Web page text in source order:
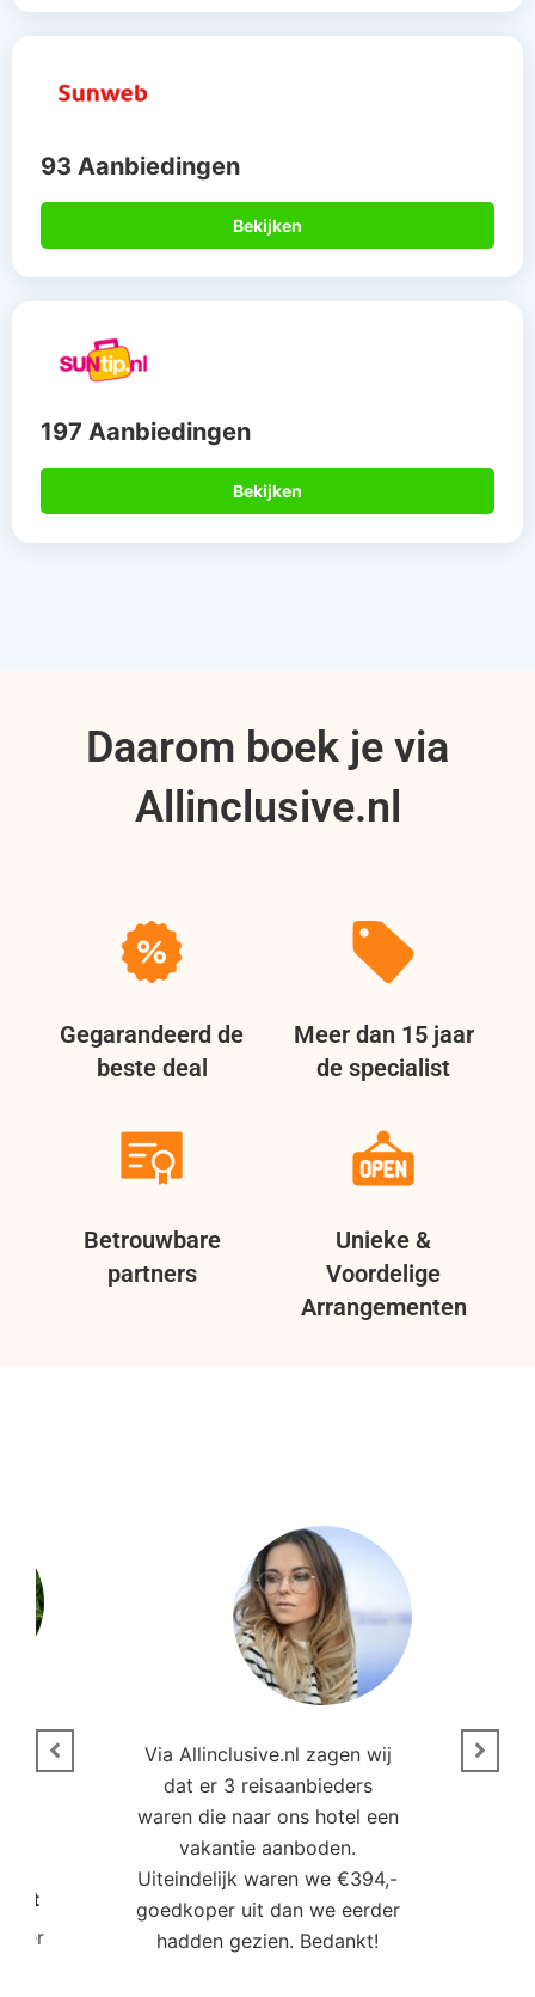
93 Aanbiedingen
Bekijken
197 Aanbiedingen
Bekijken
Daarom boek je via
Allinclusive.nl
Gegarandeerd de
beste deal
Meer dan 15 jaar
de specialist
Betrouwbare
partners
Unieke &
Voordelige
Arrangementen
Via Allinclusive.nl zagen wij
dat er 3 reisaanbieders
waren die naar ons hotel een
vakantie aanboden.
Uiteindelijk waren we €394,-
goedkoper uit dan we eerder
hadden gezien. Bedankt!